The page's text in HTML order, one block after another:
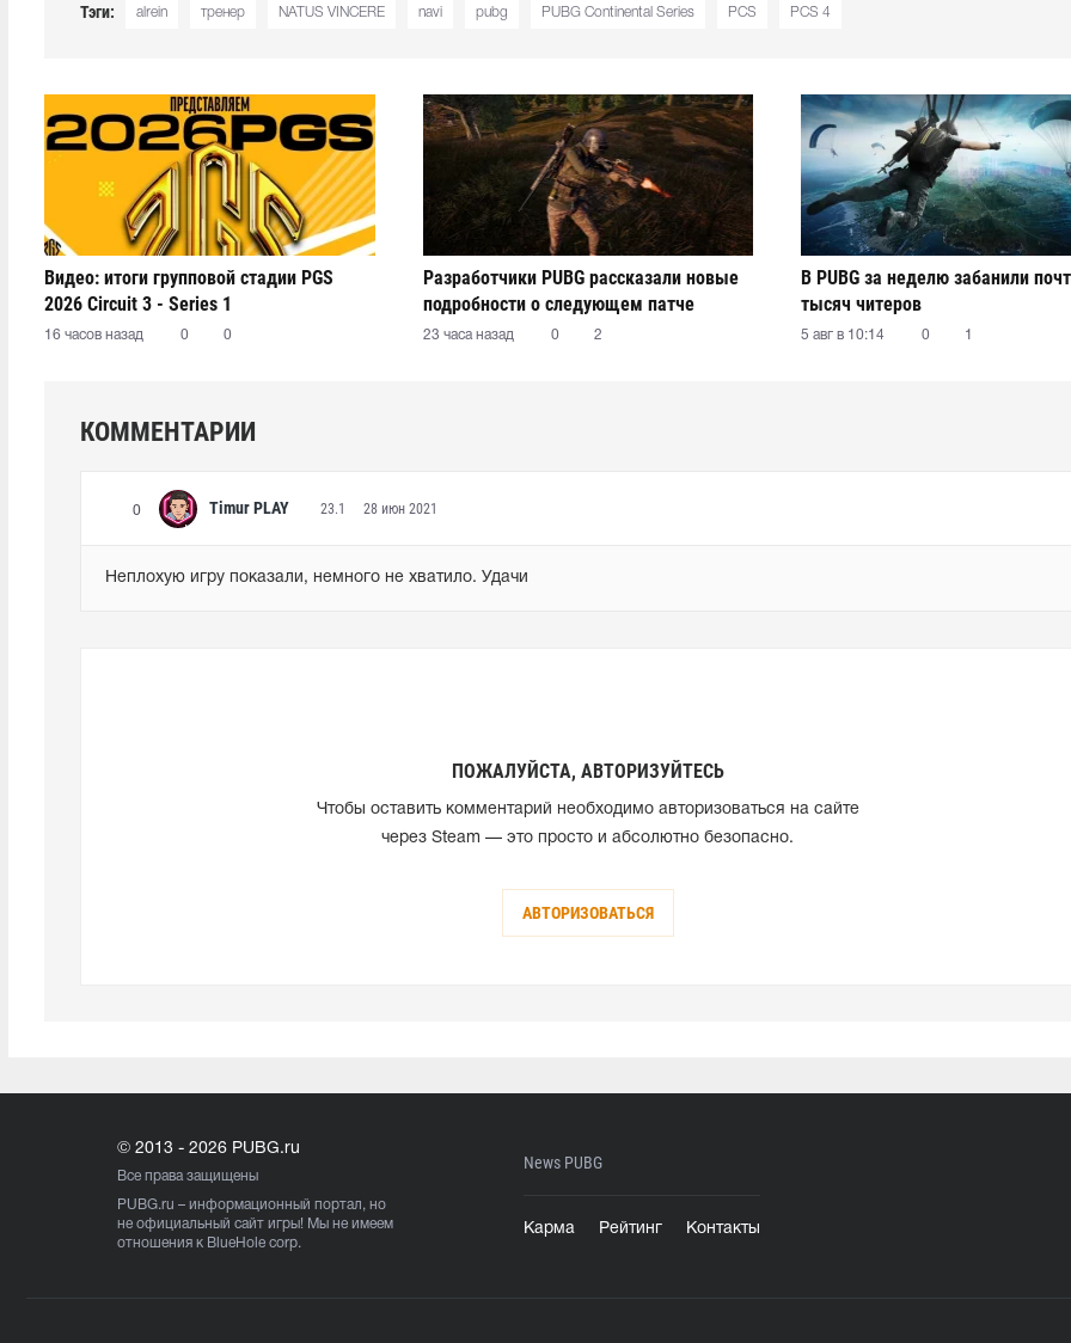
Тэги: alrein тренер NATUS VINCERE navi pubg PUBG Continental Series PCS PCS 4
Видео: итоги групповой стадии PGS
2026 Circuit 3 - Series 1
16 часов назад 0 0
Разработчики PUBG рассказали новые
подробности о следующем патче
23 часа назад 0 2
В PUBG за неделю забанили
тысяч читеров
5 авг в 10:14 0 1
КОММЕНТАРИИ
0 Timur PLAY 23.1 28 июн 2021
Неплохую игру показали, немного не хватило. Удачи
ПОЖАЛУЙСТА, АВТОРИЗУЙТЕСЬ
Чтобы оставить комментарий необходимо авторизоваться на сайте
через Steam — это просто и абсолютно безопасно.
АВТОРИЗОВАТЬСЯ
© 2013 - 2026 PUBG.ru
Все права защищены
PUBG.ru – информационный портал, но
не официальный сайт игры! Мы не имеем
отношения к BlueHole corp.
News PUBG
Карма Рейтинг Контакты